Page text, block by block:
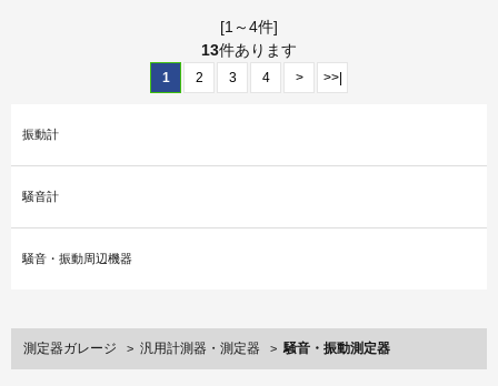
[1～4件]
13件あります
1 2 3 4 > >>|
振動計
騒音計
騒音・振動周辺機器
測定器ガレージ > 汎用計測器・測定器 > 騒音・振動測定器